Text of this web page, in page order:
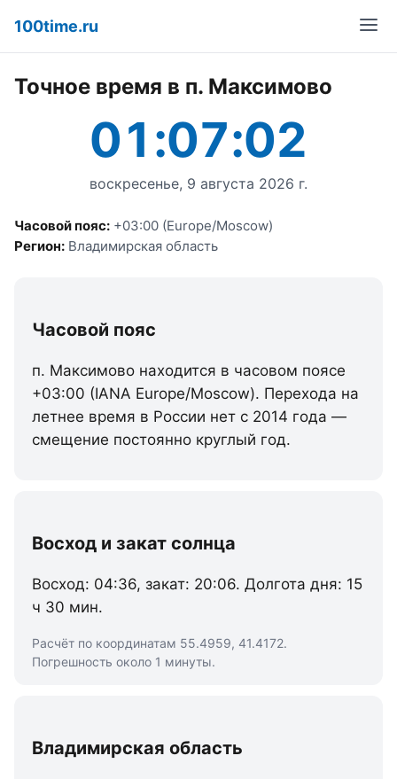
100time.ru
Точное время в п. Максимово
01:07:02
воскресенье, 9 августа 2026 г.
Часовой пояс: +03:00 (Europe/Moscow)
Регион: Владимирская область
Часовой пояс
п. Максимово находится в часовом поясе
+03:00 (IANA Europe/Moscow). Перехода на
летнее время в России нет с 2014 года —
смещение постоянно круглый год.
Восход и закат солнца
Восход: 04:36, закат: 20:06. Долгота дня: 15
ч 30 мин.
Расчёт по координатам 55.4959, 41.4172.
Погрешность около 1 минуты.
Владимирская область